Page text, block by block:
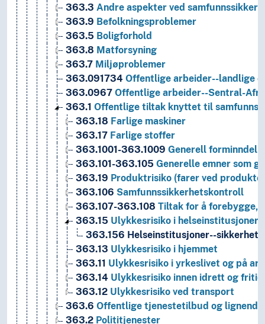
363.3 Andre aspekter ved
363.9 Befolkningsproblemer
363.5 Boligforhold
363.8 Matforsyning
363.7 Miljøproblemer
363.091734 Offentlige arbeider--landlige
363.0967 Offentlige arbeider--Sentral-
363.1 Offentlige tiltak knyttet til
363.18 Farlige maskiner
363.17 Farlige stoffer
363.1001-363.1009 Generell
363.101-363.105 Generelle emner som
363.19 Produktrisiko (farer ved
363.106 Samfunnssikkerhetskontroll
363.107-363.108 Tiltak for å forebygge,
363.15 Ulykkesrisiko i helseinstitusjoner
363.156 Helseinstitusjoner--
363.13 Ulykkesrisiko i hjemmet
363.11 Ulykkesrisiko i yrkeslivet og på
363.14 Ulykkesrisiko innen idrett og
363.12 Ulykkesrisiko ved transport
363.6 Offentlige tjenestetilbud og
363.2 Polititjenester